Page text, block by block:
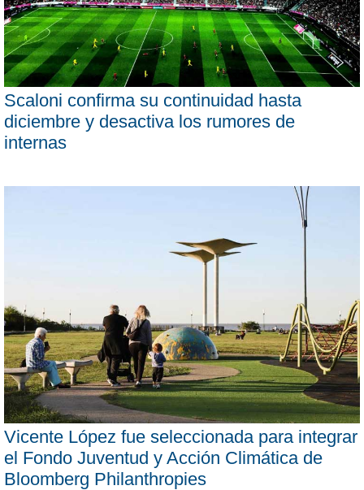
Scaloni confirma su continuidad hasta
diciembre y desactiva los rumores de
internas
Vicente López fue seleccionada para integrar
el Fondo Juventud y Acción Climática de
Bloomberg Philanthropies